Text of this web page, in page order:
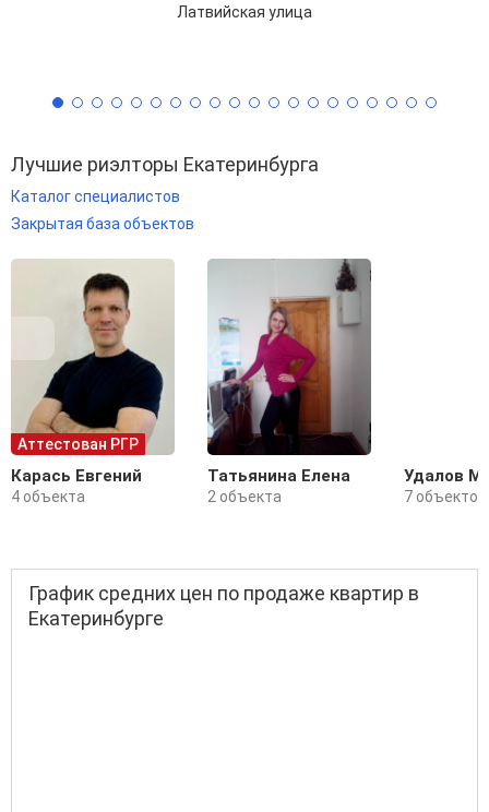
Латвийская улица
Лучшие риэлторы Екатеринбурга
Каталог специалистов
Закрытая база объектов
Аттестован РГР
Карась Евгений
4 объекта
Татьянина Елена
2 объекта
Удалов
7 объектов
График средних цен по продаже квартир в
Екатеринбурге